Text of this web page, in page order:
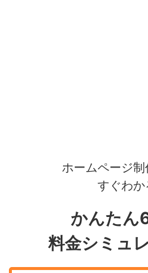
ホームページ
すぐわか
かんたん
料金シミュ